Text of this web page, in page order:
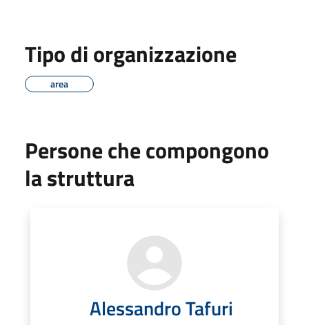
Tipo di organizzazione
area
Persone che compongono
la struttura
Alessandro Tafuri